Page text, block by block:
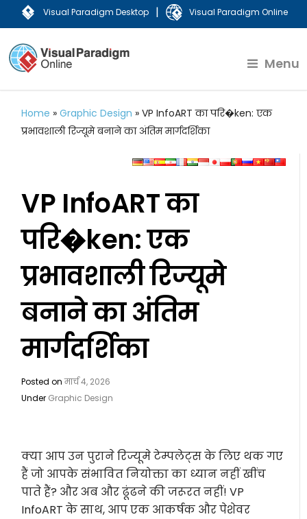
Visual Paradigm Desktop | Visual Paradigm Online
Menu
Home »Graphic Design »VP InfoART का परि�ken: एक
प्रभावशाली रिज्यूमे बनाने का अंतिम मार्गदर्शिका
VP InfoART का
परि�ken: एक
प्रभावशाली रिज्यूमे
बनाने का अंतिम
मार्गदर्शिका
Posted onमार्च 4, 2026
Under Graphic Design
क्या आप उन पुराने रिज्यूमे टेम्पलेट्स के लिए थक गए
हैं जो आपके संभावित नियोक्ता का ध्यान नहीं खींच
पाते हैं? और अब और ढूंढने की जरूरत नहीं! VP
InfoART के साथ, आप एक आकर्षक और पेशेवर